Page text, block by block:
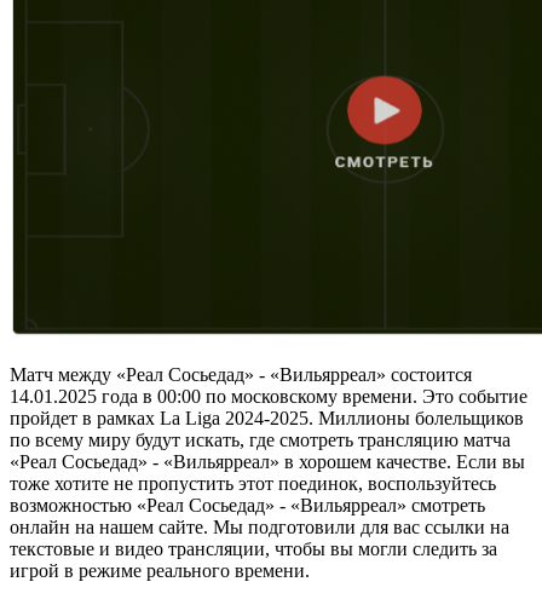
Матч между «Реал Сосьедад» - «Вильярреал» состоится
14.01.2025 года в 00:00 по московскому времени. Это событие
пройдет в рамках La Liga 2024-2025. Миллионы болельщиков
по всему миру будут искать, где смотреть трансляцию матча
«Реал Сосьедад» - «Вильярреал» в хорошем качестве. Если вы
тоже хотите не пропустить этот поединок, воспользуйтесь
возможностью «Реал Сосьедад» - «Вильярреал» смотреть
онлайн на нашем сайте. Мы подготовили для вас ссылки на
текстовые и видео трансляции, чтобы вы могли следить за
игрой в режиме реального времени.